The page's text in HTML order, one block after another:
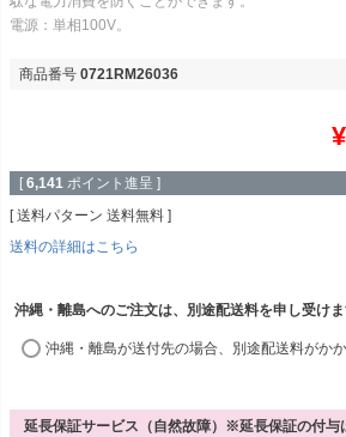
電源：単相100V。
商品番号 0721RM26036
¥
[ 6,141 ポイント進呈 ]
送料パターン 送料無料
送料の詳細はこちら
沖縄・離島へのご注文は、別途配送料を申し受けま
沖縄・離島が送付先の場合、別途配送料がか
延長保証サービス（自然故障）※延長保証の付与